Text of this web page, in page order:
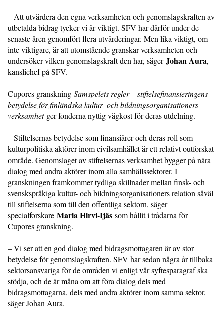
– Att utvärdera den egna verksamheten och genomslagskraften av
utbetalda bidrag tycker vi är viktigt. SFV har därför under de
senaste åren genomfört flera utvärderingar. Men lika viktigt, om
inte viktigare, är att utomstående granskar verksamheten och
undersöker vilken genomslagskraft den har, sägerJohan Aura,
kanslichef på SFV.
Cupores granskning Samspelets regler – stiftelsefinansieringens
betydelse för finländska kultur- och bildningsorganisationers
verksamhet ger fonderna nyttig vägkost för deras utdelning.
– Stiftelsernas betydelse som finansiärer och deras roll som
kulturpolitiska aktörer inom civilsamhället är ett relativt outforskat
område. Genomslaget av stiftelsernas verksamhet bygger på nära
dialog med andra aktörer inom alla samhällssektorer. I
granskningen framkommer tydliga skillnader mellan finsk- och
svenskspråkiga kultur- och bildningsorganisationers relation såväl
till stiftelserna som till den offentliga sektorn, säger
specialforskare Maria Hirvi-Ijäs som hållit i trådarna för
Cupores granskning.
– Vi ser att en god dialog med bidragsmottagaren är av stor
betydelse för genomslagskraften. SFV har sedan några år tillbaka
sektorsansvariga för de områden vi enligt vår syftesparagraf ska
stödja, och de är måna om att föra dialog dels med
bidragsmottagarna, dels med andra aktörer inom samma sektor,
säger Johan Aura.